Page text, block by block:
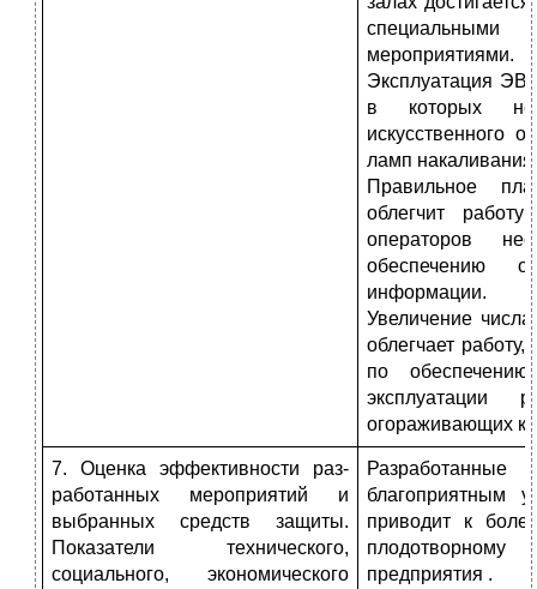
мероприятиями.
Эксплуатация
в которых
искусственного
ламп накаливания.
Правильное
облегчит
операторов
обеспечению
информации.
Увеличение
облегчает
по
эксплуатации
огораживающих
7. Оценка эффективности раз-
работанных мероприятий и
выбранных средств защиты.
Показатели технического,
социального, экономического
благоприятным
приводит к
предприятия .